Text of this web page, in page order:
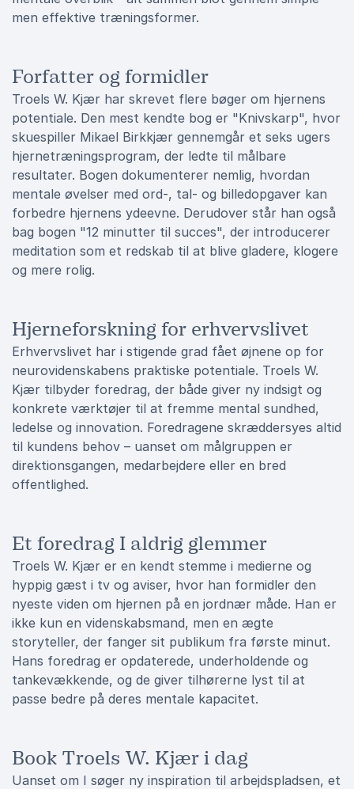
men effektive træningsformer.
Forfatter og formidler
Troels W. Kjær har skrevet flere bøger om hjernens
potentiale. Den mest kendte bog er "Knivskarp", hvor
skuespiller Mikael Birkkjær gennemgår et seks ugers
hjernetræningsprogram, der ledte til målbare
resultater. Bogen dokumenterer nemlig, hvordan
mentale øvelser med ord-, tal- og billedopgaver kan
forbedre hjernens ydeevne. Derudover står han også
bag bogen "12 minutter til succes", der introducerer
meditation som et redskab til at blive gladere, klogere
og mere rolig.
Hjerneforskning for erhvervslivet
Erhvervslivet har i stigende grad fået øjnene op for
neurovidenskabens praktiske potentiale. Troels W.
Kjær tilbyder foredrag, der både giver ny indsigt og
konkrete værktøjer til at fremme mental sundhed,
ledelse og innovation. Foredragene skræddersyes altid
til kundens behov – uanset om målgruppen er
direktionsgangen, medarbejdere eller en bred
offentlighed.
Et foredrag I aldrig glemmer
Troels W. Kjær er en kendt stemme i medierne og
hyppig gæst i tv og aviser, hvor han formidler den
nyeste viden om hjernen på en jordnær måde. Han er
ikke kun en videnskabsmand, men en ægte
storyteller, der fanger sit publikum fra første minut.
Hans foredrag er opdaterede, underholdende og
tankevækkende, og de giver tilhørerne lyst til at
passe bedre på deres mentale kapacitet.
Book Troels W. Kjær i dag
Uanset om I søger ny inspiration til arbejdspladsen, et